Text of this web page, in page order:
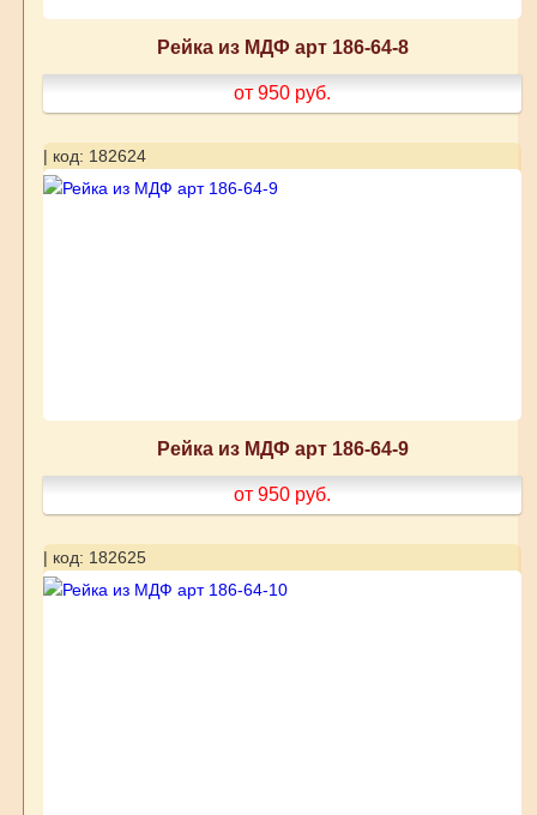
Рейка из МДФ арт 186-64-8
от 950 руб.
| код: 182624
Рейка из МДФ арт 186-64-9
от 950 руб.
| код: 182625